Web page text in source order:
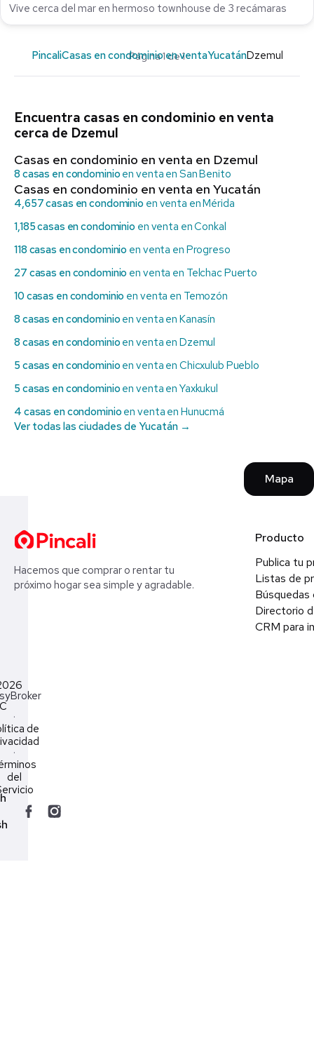
Vive cerca del mar en hermoso townhouse de 3 recámaras
Página 1 de 1
PincaliCasas en condominio en ventaYucatánDzemul
Encuentra casas en condominio en venta
cerca de Dzemul
Casas en condominio en venta en Dzemul
8 casas en condominio en venta en San Benito
Casas en condominio en venta en Yucatán
4,657 casas en condominio en venta en Mérida
1,185 casas en condominio en venta en Conkal
118 casas en condominio en venta en Progreso
27 casas en condominio en venta en Telchac Puerto
10 casas en condominio en venta en Temozón
8 casas en condominio en venta en Kanasín
8 casas en condominio en venta en Dzemul
5 casas en condominio en venta en Chicxulub Pueblo
5 casas en condominio en venta en Yaxkukul
4 casas en condominio en venta en Hunucmá
Ver todas las ciudades de Yucatán →
Mapa
Hacemos que comprar o rentar tu
próximo hogar sea simple y agradable.
Producto
Publica tu
Listas de
Búsquedas
Directorio
CRM para
·
de
·
del